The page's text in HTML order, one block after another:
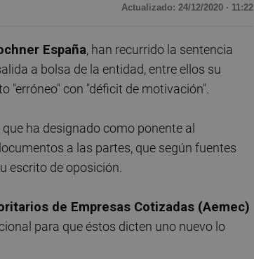
Actualizado: 24/12/2020 · 11:22
España, han recurrido la sentencia
a bolsa de la entidad, entre ellos su
"erróneo" con "déficit de motivación".
ha designado como ponente al
a las partes, que según fuentes
escrito de oposición.
de Empresas Cotizadas (Aemec)
para que éstos dicten uno nuevo lo